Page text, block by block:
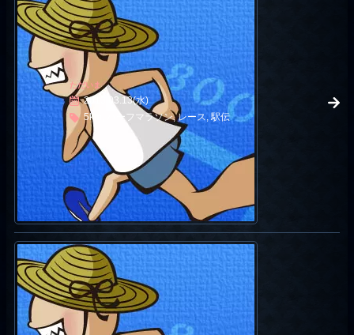
ただいま
2013.03.13(水)
5km, ハーフマラソン, レース, 駅伝